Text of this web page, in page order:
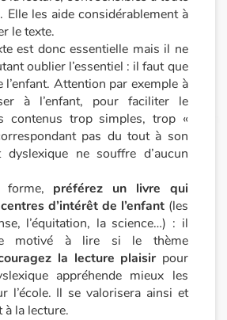
Elle les aide considérablement à
le texte.
est donc essentielle mais il ne
oublier l’essentiel : il faut que
l’enfant. Attention par exemple à
à l’enfant, pour faciliter le
contenus trop simples, trop «
pas du tout à son
ne souffre d’aucun
préférez un livre qui
d’intérêt de l’enfant(les
l’équitation, la science…) : il
motivé à lire si le thème
la lecture plaisirpour
appréhende mieux les
l’école. Il se valorisera ainsi et
à la lecture.